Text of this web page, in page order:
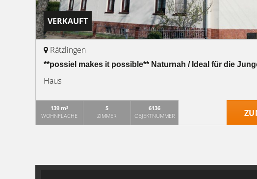
VERKAUFT
Rätzlingen
**possiel makes it possible** Naturnah / Ideal für die
Haus
139 m²
WOHNFLÄCHE
5
ZIMMER
6136
OBJEKTNUMMER